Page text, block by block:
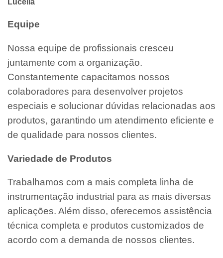
Equipe
Nossa equipe de profissionais cresceu
juntamente com a organização.
Constantemente capacitamos nossos
colaboradores para desenvolver projetos
especiais e solucionar dúvidas relacionadas aos
produtos, garantindo um atendimento eficiente e
de qualidade para nossos clientes.
Variedade de Produtos
Trabalhamos com a mais completa linha de
instrumentação industrial para as mais diversas
aplicações. Além disso, oferecemos assistência
técnica completa e produtos customizados de
acordo com a demanda de nossos clientes.